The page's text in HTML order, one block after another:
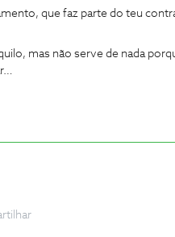
que faz parte do teu
mas não serve de nada